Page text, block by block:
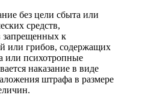
без цели сбыта или
средств,
запрещенных к
или грибов, содержащих
или психотропные
наказание в виде
штрафа в размере